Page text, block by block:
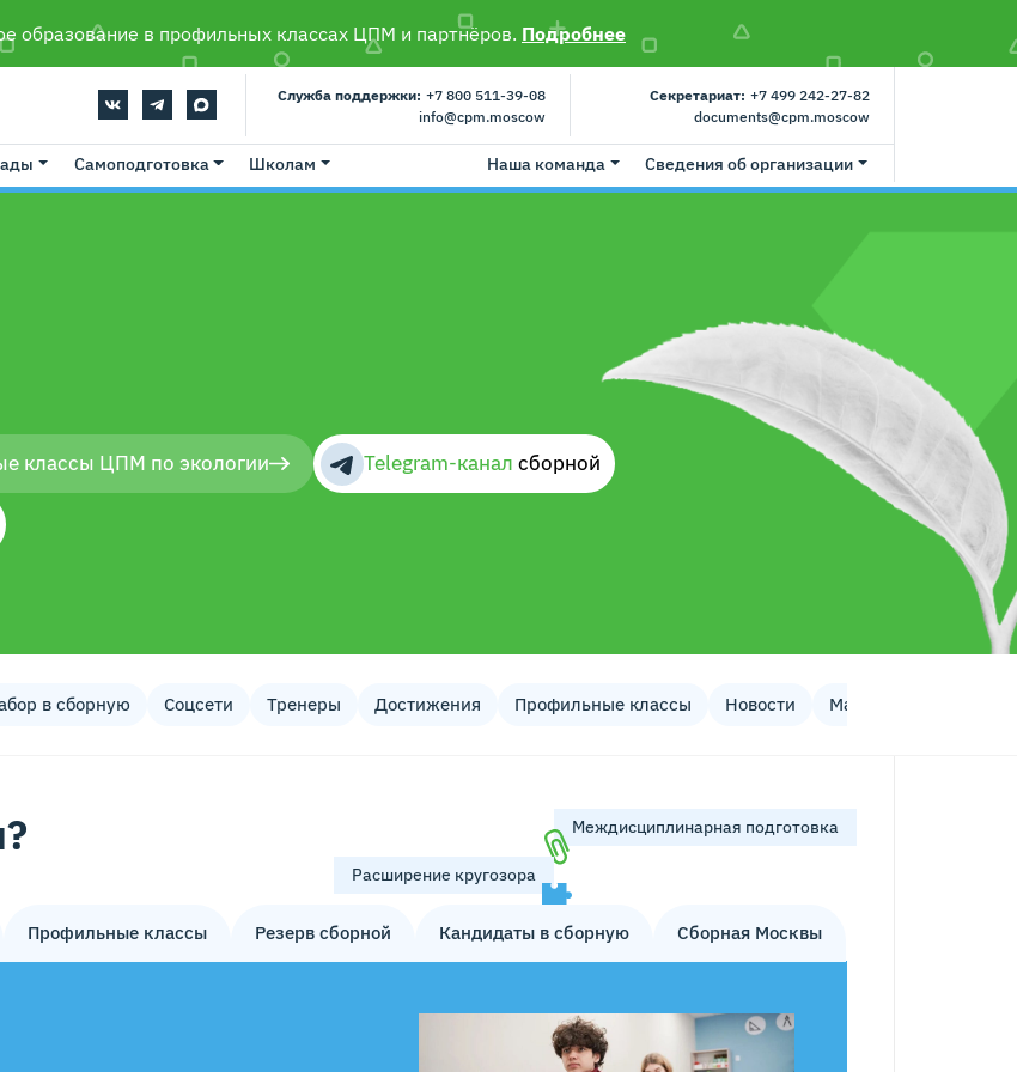
образование в профильных классах ЦПМ и партнёров. Подробнее
Служба поддержки: +7 800 511-39-08
info@cpm.moscow
Секретариат: +7 499 242-27-82
documents@cpm.moscow
Самоподготовка Школам Наша команда Сведения об организации
классы ЦПМ по экологии Telegram-канал cборной
в сборную Соцсети Тренеры Достижения Профильные классы Новости Материалы
Междисциплинарная подготовка
Расширение кругозора
Профильные классы Резерв сборной Кандидаты в сборную Сборная Москвы